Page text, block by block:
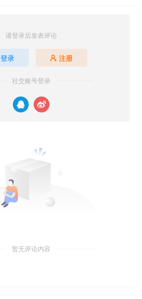
请登录后发表评论
登录 注册
社交账号登录
暂无评论内容